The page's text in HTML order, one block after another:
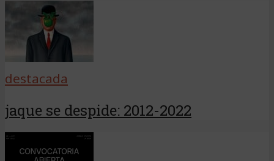
destacada
jaque se despide: 2012-2022